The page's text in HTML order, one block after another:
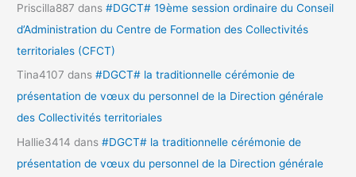
Priscilla887 dans#DGCT# 19ème session ordinaire du Conseil
d’Administration du Centre de Formation des Collectivités
territoriales (CFCT)
Tina4107 dans#DGCT# la traditionnelle cérémonie de
présentation de vœux du personnel de la Direction générale
des Collectivités territoriales
Hallie3414 dans#DGCT# la traditionnelle cérémonie de
présentation de vœux du personnel de la Direction générale